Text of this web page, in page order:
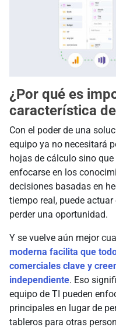
¿Por qué es
característica
Con el poder de una
equipo ya no necesitará
hojas de cálculo sino
enfocarse en los
decisiones basadas en
tiempo real, puede
perder una oportunidad.
Y se vuelve aún mejor
moderna facilita que
comerciales clave y
independiente. Eso
equipo de TI pueden
principales en lugar de
tableros para otras